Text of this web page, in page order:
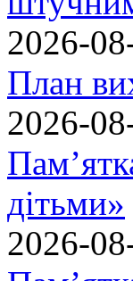
2026-
План
2026-
дітьми»
2026-